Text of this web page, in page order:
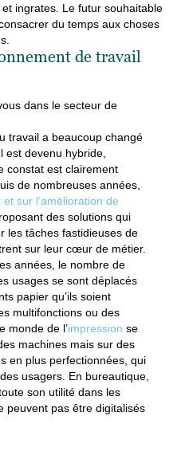
ingrates. Le futur souhaitable
du temps aux choses
de travail
dans le secteur de
travail a beaucoup changé
est devenu hybride,
constat est clairement
de nombreuses années,
sur l’amélioration de
des solutions qui
les tâches fastidieuses de
sur leur cœur de métier.
années, le nombre de
usages se sont déplacés
papier qu’ils soient
multifonctions ou des
monde de l’impression se
machines mais sur des
en plus perfectionnées, qui
usagers. En bureautique,
son utilité dans les
peuvent pas être digitalisés